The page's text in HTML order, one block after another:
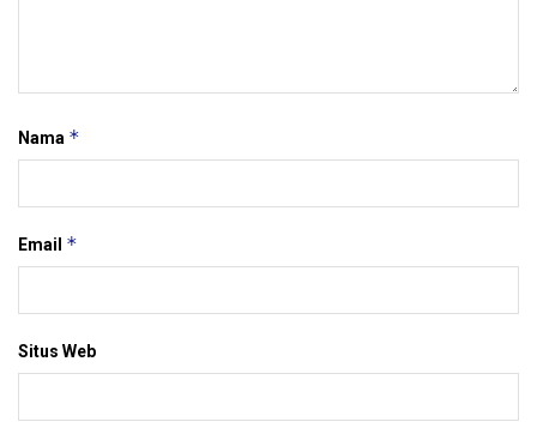
Nama *
Email *
Situs Web